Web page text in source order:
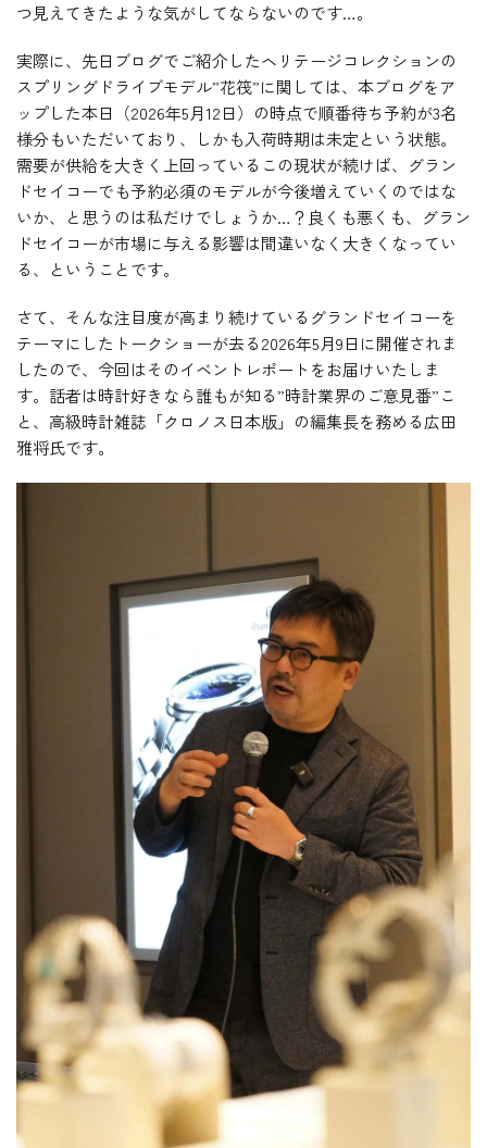
つ見えてきたような気がしてならないのです…。
実際に、先日ブログでご紹介したヘリテージコレクションの
スプリングドライブモデル”花筏”に関しては、本ブログをア
ップした本日（2026年5月12日）の時点で順番待ち予約が3名
様分もいただいており、しかも入荷時期は未定という状態。
需要が供給を大きく上回っているこの現状が続けば、グラン
ドセイコーでも予約必須のモデルが今後増えていくのではな
いか、と思うのは私だけでしょうか…？良くも悪くも、グラン
ドセイコーが市場に与える影響は間違いなく大きくなってい
る、ということです。
さて、そんな注目度が高まり続けているグランドセイコーを
テーマにしたトークショーが去る2026年5月9日に開催されま
したので、今回はそのイベントレポートをお届けいたしま
す。話者は時計好きなら誰もが知る”時計業界のご意見番”こ
と、高級時計雑誌「クロノス日本版」の編集長を務める広田
雅将氏です。